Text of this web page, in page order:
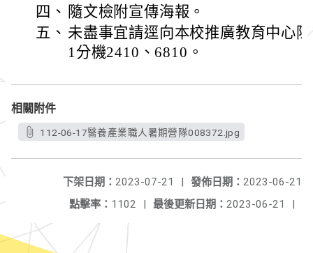
四、 隨文檢附宣傳海報。
五、 未盡事宜請逕向本校推廣教育中心
1分機2410、6810。
相關附件
112-06-17醫養產業職人暑期營隊008372.jpg
發佈日期： 2023-06-21
下架日期： 2023-07-21
|
最後更新日期： 2023-06-21 |
點擊率： 1102 |